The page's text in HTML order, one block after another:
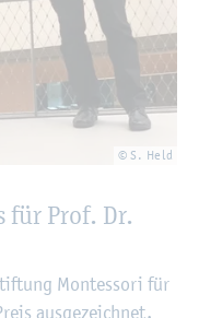
© S. Held
für Prof. Dr.
Montesso­ri für
aus­ge­zeich­net.